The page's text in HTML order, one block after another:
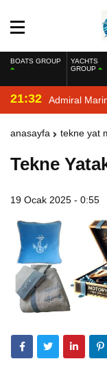
BOATS GROUP
YACHTS
GROUP
21:32 Admiral
anasayfa tekne yat
Tekne
19 Ocak 2025 - 0:55